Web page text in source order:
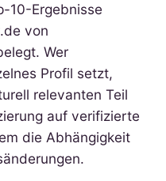
10-Ergebnisse
von
Wer
Profil setzt,
relevanten Teil
auf verifizierte
die Abhängigkeit